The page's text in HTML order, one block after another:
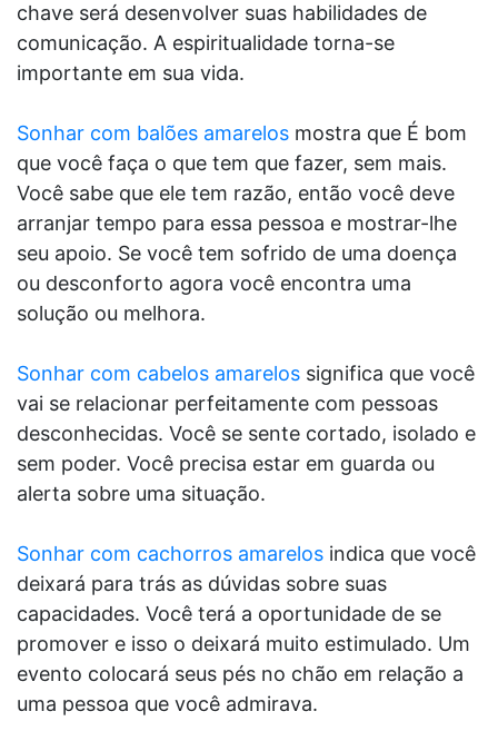
chave será desenvolver suas habilidades de
comunicação. A espiritualidade torna-se
importante em sua vida.
Sonhar com balões amarelos mostra que É bom
que você faça o que tem que fazer, sem mais.
Você sabe que ele tem razão, então você deve
arranjar tempo para essa pessoa e mostrar-lhe
seu apoio. Se você tem sofrido de uma doença
ou desconforto agora você encontra uma
solução ou melhora.
Sonhar com cabelos amarelos significa que você
vai se relacionar perfeitamente com pessoas
desconhecidas. Você se sente cortado, isolado e
sem poder. Você precisa estar em guarda ou
alerta sobre uma situação.
Sonhar com cachorros amarelos indica que você
deixará para trás as dúvidas sobre suas
capacidades. Você terá a oportunidade de se
promover e isso o deixará muito estimulado. Um
evento colocará seus pés no chão em relação a
uma pessoa que você admirava.